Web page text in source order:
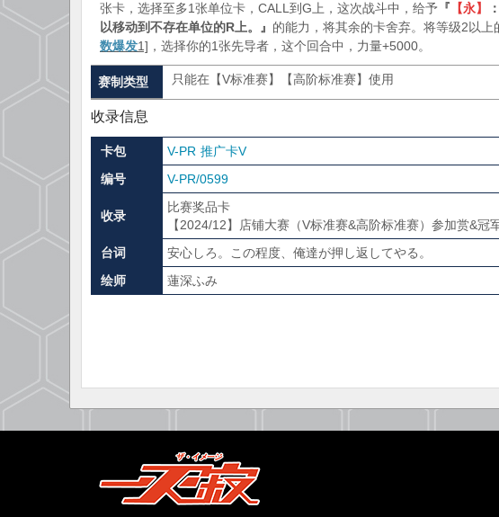
张卡，选择至多1张单位卡，CALL到G上，这次战斗中，给予 『 【永】
以移动到不存在单位的R上。』 的能力，将其余的卡舍弃。将等级2以
数爆发1] ，选择你的1张先导者，这个回合中，力量+5000。
赛制类型 只能在【V标准赛】【高阶标准赛】使用
收录信息
卡包
V-PR 推广卡V
编号
V-PR/0599
收录
比赛奖品卡
【2024/12】店铺大赛（V标准赛&高阶标准赛）参加赏&冠
台词
安心しろ。この程度、俺達が押し返してやる。
绘师
蓮深ふみ